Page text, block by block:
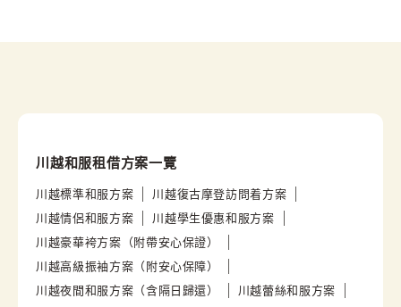
川越和服租借方案一覽
川越標準和服方案
川越復古摩登訪問着方案
川越情侶和服方案
川越學生優惠和服方案
川越豪華袴方案（附帶安心保證）
川越高級振袖方案（附安心保障）
川越夜間和服方案（含隔日歸還）
川越蕾絲和服方案